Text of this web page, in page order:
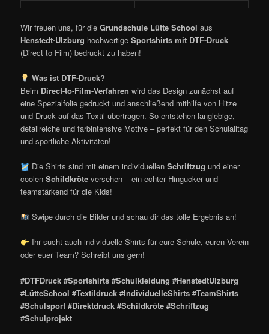
Wir freuen uns, für dieGrundschule Lütte School aus
Henstedt-Ulzburg hochwertigeSportshirts mit DTF-Druck
(Direct to Film) bedruckt zu haben!
Was ist DTF-Druck?
Beim Direct-to-Film-Verfahren wird das Design zunächst auf
eine Spezialfolie gedruckt und anschließend mithilfe von Hitze
und Druck auf das Textil übertragen. So entstehen langlebige,
detailreiche und farbintensive Motive – perfekt für den Schulalltag
und sportliche Aktivitäten!
Die Shirts sind mit einem individuellen Schriftzug und einer
coolenSchildkröte versehen – ein echter Hingucker und
teamstärkend für die Kids!
Swipe durch die Bilder und schau dir das tolle Ergebnis an!
Ihr sucht auch individuelle Shirts für eure Schule, euren Verein
oder euer Team? Schreibt uns gern!
#DTFDruck #Sportshirts #Schulkleidung #HenstedtUlzburg
#LütteSchool #Textildruck #IndividuelleShirts #TeamShirts
#Schulsport #Direktdruck #Schildkröte #Schriftzug
#Schulprojekt